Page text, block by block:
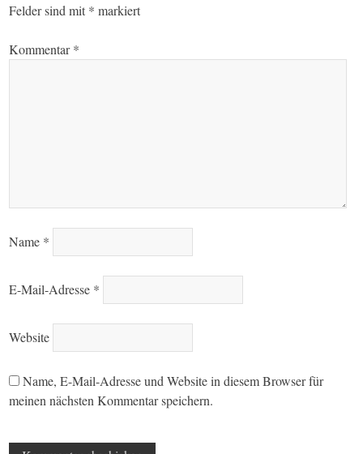
Felder sind mit * markiert
Kommentar*
Name *
E-Mail-Adresse *
Website
Name, E-Mail-Adresse und Website in diesem Browser für
meinen nächsten Kommentar speichern.